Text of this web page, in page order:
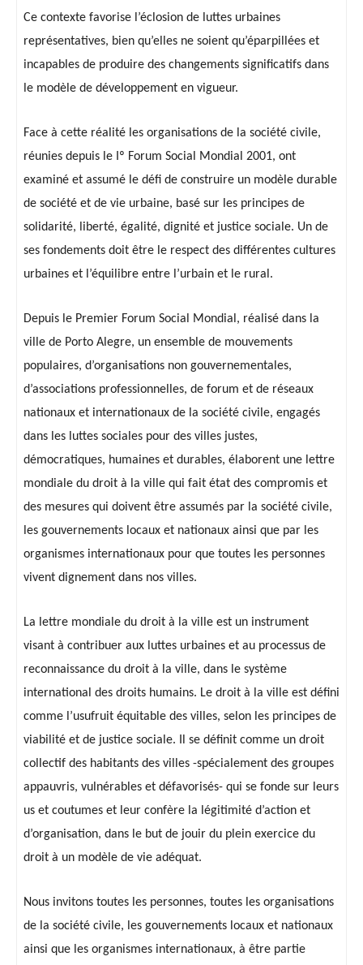
Ce contexte favorise l’éclosion de luttes urbaines
représentatives, bien qu’elles ne soient qu’éparpillées et
incapables de produire des changements significatifs dans
le modèle de développement en vigueur.
Face à cette réalité les organisations de la société civile,
réunies depuis le Iº Forum Social Mondial 2001, ont
examiné et assumé le défi de construire un modèle durable
de société et de vie urbaine, basé sur les principes de
solidarité, liberté, égalité, dignité et justice sociale. Un de
ses fondements doit être le respect des différentes cultures
urbaines et l’équilibre entre l’urbain et le rural.
Depuis le Premier Forum Social Mondial, réalisé dans la
ville de Porto Alegre, un ensemble de mouvements
populaires, d’organisations non gouvernementales,
d’associations professionnelles, de forum et de réseaux
nationaux et internationaux de la société civile, engagés
dans les luttes sociales pour des villes justes,
démocratiques, humaines et durables, élaborent une lettre
mondiale du droit à la ville qui fait état des compromis et
des mesures qui doivent être assumés par la société civile,
les gouvernements locaux et nationaux ainsi que par les
organismes internationaux pour que toutes les personnes
vivent dignement dans nos villes.
La lettre mondiale du droit à la ville est un instrument
visant à contribuer aux luttes urbaines et au processus de
reconnaissance du droit à la ville, dans le système
international des droits humains. Le droit à la ville est défini
comme l’usufruit équitable des villes, selon les principes de
viabilité et de justice sociale. Il se définit comme un droit
collectif des habitants des villes -spécialement des groupes
appauvris, vulnérables et défavorisés- qui se fonde sur leurs
us et coutumes et leur confère la légitimité d’action et
d’organisation, dans le but de jouir du plein exercice du
droit à un modèle de vie adéquat.
Nous invitons toutes les personnes, toutes les organisations
de la société civile, les gouvernements locaux et nationaux
ainsi que les organismes internationaux, à être partie